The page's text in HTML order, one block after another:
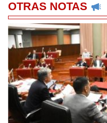
OTRAS NOTAS